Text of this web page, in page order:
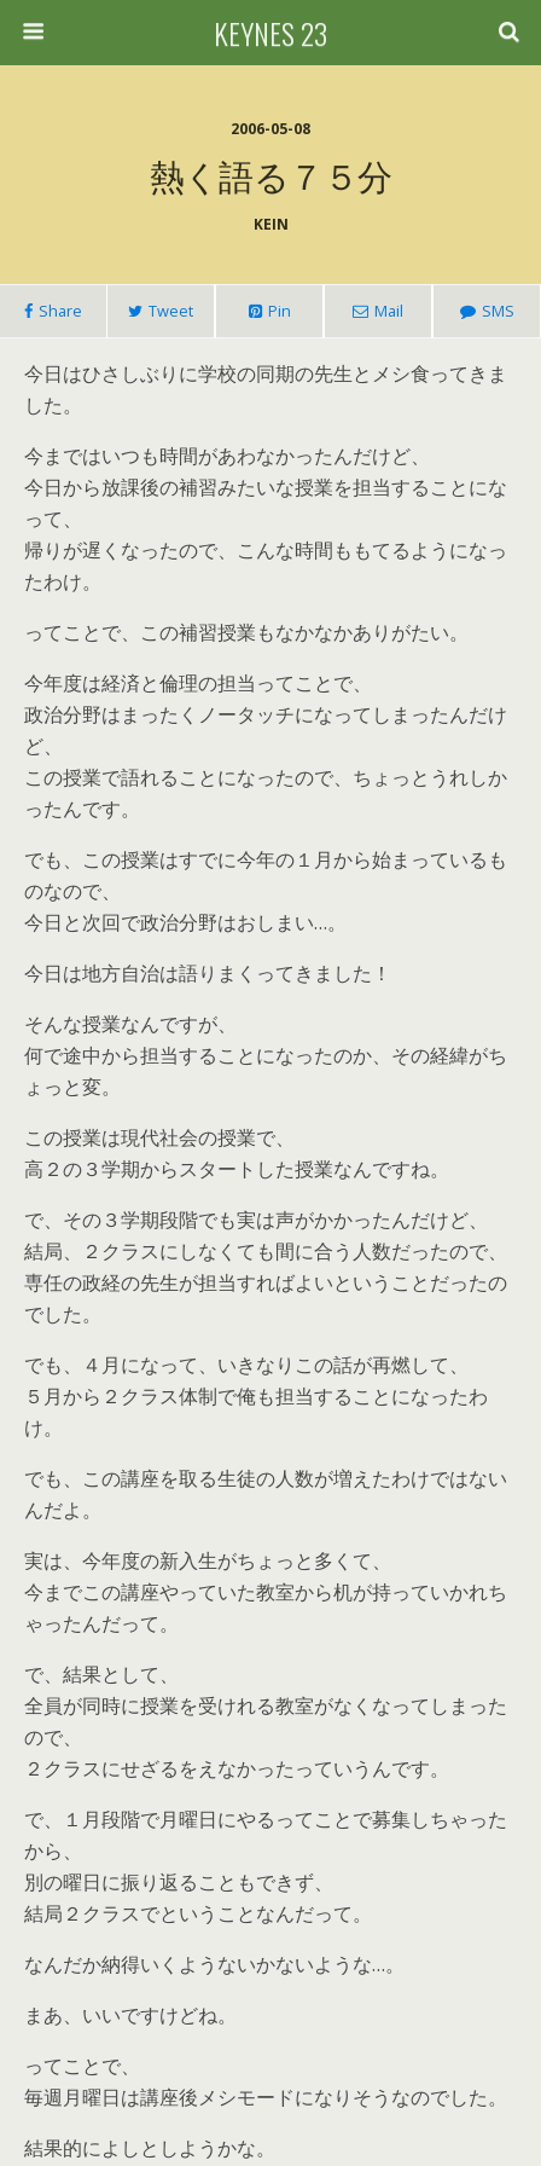
KEYNES 23
2006-05-08
熱く語る７５分
KEIN
Share Tweet Pin Mail SMS
今日はひさしぶりに学校の同期の先生とメシ食ってきま
した。
今まではいつも時間があわなかったんだけど、
今日から放課後の補習みたいな授業を担当することにな
って、
帰りが遅くなったので、こんな時間ももてるようになっ
たわけ。
ってことで、この補習授業もなかなかありがたい。
今年度は経済と倫理の担当ってことで、
政治分野はまったくノータッチになってしまったんだけ
ど、
この授業で語れることになったので、ちょっとうれしか
ったんです。
でも、この授業はすでに今年の１月から始まっているも
のなので、
今日と次回で政治分野はおしまい…。
今日は地方自治は語りまくってきました！
そんな授業なんですが、
何で途中から担当することになったのか、その経緯がち
ょっと変。
この授業は現代社会の授業で、
高２の３学期からスタートした授業なんですね。
で、その３学期段階でも実は声がかかったんだけど、
結局、２クラスにしなくても間に合う人数だったので、
専任の政経の先生が担当すればよいということだったの
でした。
でも、４月になって、いきなりこの話が再燃して、
５月から２クラス体制で俺も担当することになったわ
け。
でも、この講座を取る生徒の人数が増えたわけではない
んだよ。
実は、今年度の新入生がちょっと多くて、
今までこの講座やっていた教室から机が持っていかれち
ゃったんだって。
で、結果として、
全員が同時に授業を受けれる教室がなくなってしまった
ので、
２クラスにせざるをえなかったっていうんです。
で、１月段階で月曜日にやるってことで募集しちゃった
から、
別の曜日に振り返ることもできず、
結局２クラスでということなんだって。
なんだか納得いくようないかないような…。
まあ、いいですけどね。
ってことで、
毎週月曜日は講座後メシモードになりそうなのでした。
結果的によしとしようかな。